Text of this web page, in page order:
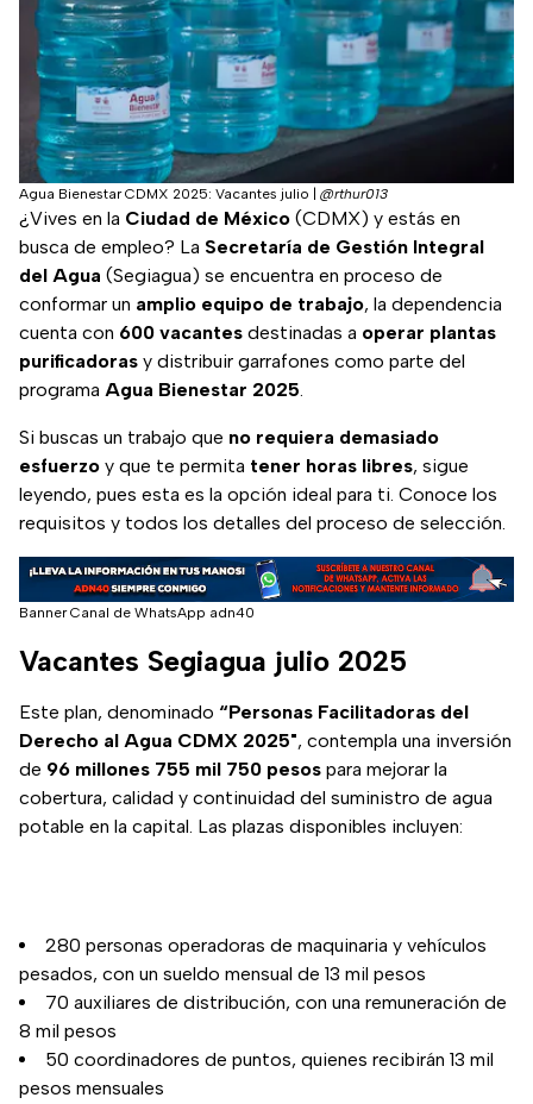
Agua Bienestar CDMX 2025: Vacantes julio @rthur013
¿Vives en la Ciudad de México (CDMX) y estás en
busca de empleo? La Secretaría de Gestión Integral
del Agua (Segiagua) se encuentra en proceso de
conformar un amplio equipo de trabajo, la dependencia
cuenta con 600 vacantes destinadas a operar plantas
purificadoras y distribuir garrafones como parte del
programa Agua Bienestar 2025.
Si buscas un trabajo que no requiera demasiado
esfuerzo y que te permita tener horas libres, sigue
leyendo, pues esta es la opción ideal para ti. Conoce los
requisitos y todos los detalles del proceso de selección.
Banner Canal de WhatsApp adn40
Vacantes Segiagua julio 2025
Este plan, denominado “Personas Facilitadoras del
Derecho al Agua CDMX 2025", contempla una inversión
de 96 millones 755 mil 750 pesos para mejorar la
cobertura, calidad y continuidad del suministro de agua
potable en la capital. Las plazas disponibles incluyen:
280 personas operadoras de maquinaria y vehículos
pesados, con un sueldo mensual de 13 mil pesos
70 auxiliares de distribución, con una remuneración de
8 mil pesos
50 coordinadores de puntos, quienes recibirán 13 mil
pesos mensuales